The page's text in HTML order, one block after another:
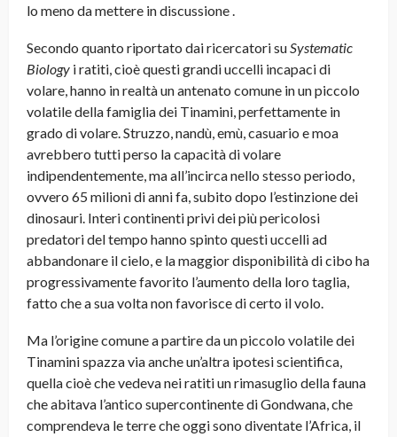
lo meno da mettere in discussione .
Secondo quanto riportato dai ricercatori suSystematic
Biology i ratiti, cioè questi grandi uccelli incapaci di
volare, hanno in realtà un antenato comune in un piccolo
volatile della famiglia dei Tinamini, perfettamente in
grado di volare. Struzzo, nandù, emù, casuario e moa
avrebbero tutti perso la capacità di volare
indipendentemente, ma all’incirca nello stesso periodo,
ovvero 65 milioni di anni fa, subito dopo l’estinzione dei
dinosauri. Interi continenti privi dei più pericolosi
predatori del tempo hanno spinto questi uccelli ad
abbandonare il cielo, e la maggior disponibilità di cibo ha
progressivamente favorito l’aumento della loro taglia,
fatto che a sua volta non favorisce di certo il volo.
Ma l’origine comune a partire da un piccolo volatile dei
Tinamini spazza via anche un’altra ipotesi scientifica,
quella cioè che vedeva nei ratiti un rimasuglio della fauna
che abitava l’antico supercontinente di Gondwana, che
comprendeva le terre che oggi sono diventate l’Africa, il